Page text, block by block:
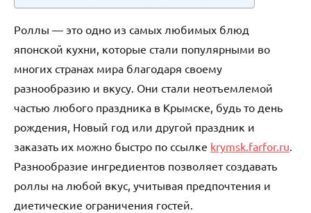
Роллы — это одно из самых любимых блюд
японской кухни, которые стали популярными во
многих странах мира благодаря своему
разнообразию и вкусу. Они стали неотъемлемой
частью любого праздника в Крымске, будь то день
рождения, Новый год или другой праздник и
заказать их можно быстро по ссылке krymsk.farfor.ru.
Разнообразие ингредиентов позволяет создавать
роллы на любой вкус, учитывая предпочтения и
диетические ограничения гостей.